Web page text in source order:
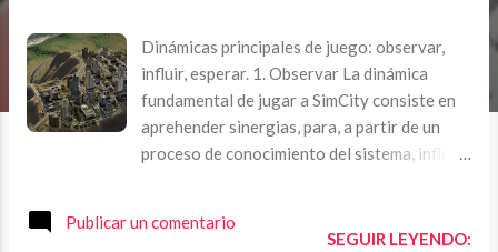
Dinámicas principales de juego: observar,
influir, esperar. 1. Observar La dinámica
fundamental de jugar a SimCity consiste en
aprehender sinergias, para, a partir de un
proceso de conocimiento del sistema, influir
observar adquiere el estatus de mecánica
Publicar un comentario
SEGUIR LEYENDO: